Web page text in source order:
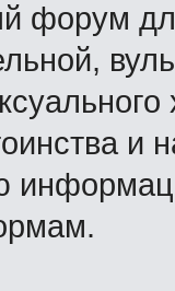
форум
и